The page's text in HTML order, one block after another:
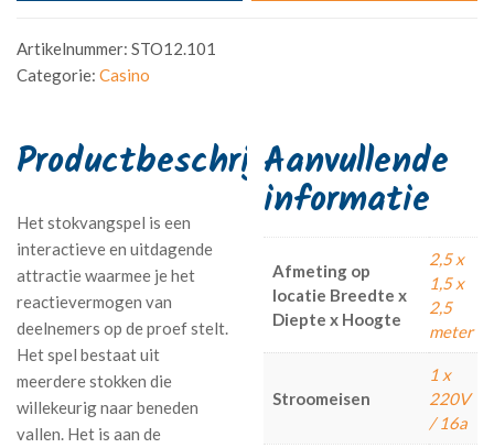
Artikelnummer: STO12.101
Categorie: Casino
Het stokvangspel is een
interactieve en uitdagende
attractie waarmee je het
reactievermogen van
deelnemers op de proef stelt.
Het spel bestaat uit
meerdere stokken die
willekeurig naar beneden
vallen. Het is aan de
Aanvullende
informatie
Afmeting op
locatie Breedte x
Diepte x Hoogte
2,5 x
1,5 x
2,5
meter
Stroomeisen
1 x
220V
/ 16a